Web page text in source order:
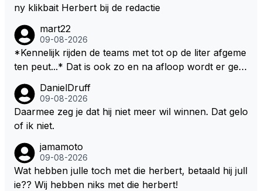
ny klikbait Herbert bij de redactie
mart22
09-08-2026
*Kennelijk rijden de teams met tot op de liter afgeme
ten peut...* Dat is ook zo en na afloop wordt er gec
zitten. Om die reden is Vettel ooit gediskwalificeerd. J
e hoort soms ook wel eens dat ze brandstoof moete
n sparen als de race engineer denkt dat ze die ene li
door die 1 liter te verhogen naar bijv. 5 liter en dan di
e ronden achter SC niet mee te tellen. Na x ronden
SC moet er na afloop niet nog 5 maar x liter inzitten.
DanielDruff
09-08-2026
Daarmee zeg je dat hij niet meer wil winnen. Dat gelo
of ik niet.
jamamoto
09-08-2026
Wat hebben julle toch met die herbert, betaald hij jull
ie?? Wij hebben niks met die herbert!